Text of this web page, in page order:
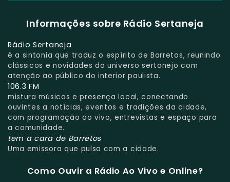
Informações sobre Rádio Sertaneja
Rádio Sertaneja
é a sintonia que traduz o espírito de Barretos, reunindo
clássicos e novidades do universo sertanejo com
atenção ao público do interior paulista.
106.3 FM
mistura músicas e presença local, conectando
ouvintes a notícias, eventos e tradições da cidade,
com programação ao vivo, entrevistas e espaço para
a comunidade.
tem a cara de Barretos
Uma emissora que pulsa com a cidade.
Como Ouvir a Rádio Ao Vivo e Online?